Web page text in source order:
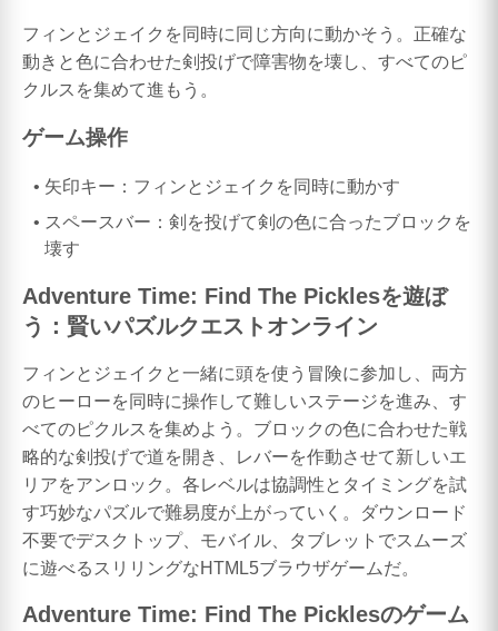
フィンとジェイクを同時に同じ方向に動かそう。正確な
動きと色に合わせた剣投げで障害物を壊し、すべてのピ
クルスを集めて進もう。
ゲーム操作
矢印キー：フィンとジェイクを同時に動かす
スペースバー：剣を投げて剣の色に合ったブロックを
壊す
Adventure Time: Find The Picklesを遊ぼ
う：賢いパズルクエストオンライン
フィンとジェイクと一緒に頭を使う冒険に参加し、両方
のヒーローを同時に操作して難しいステージを進み、す
べてのピクルスを集めよう。ブロックの色に合わせた戦
略的な剣投げで道を開き、レバーを作動させて新しいエ
リアをアンロック。各レベルは協調性とタイミングを試
す巧妙なパズルで難易度が上がっていく。ダウンロード
不要でデスクトップ、モバイル、タブレットでスムーズ
に遊べるスリリングなHTML5ブラウザゲームだ。
Adventure Time: Find The Picklesのゲーム